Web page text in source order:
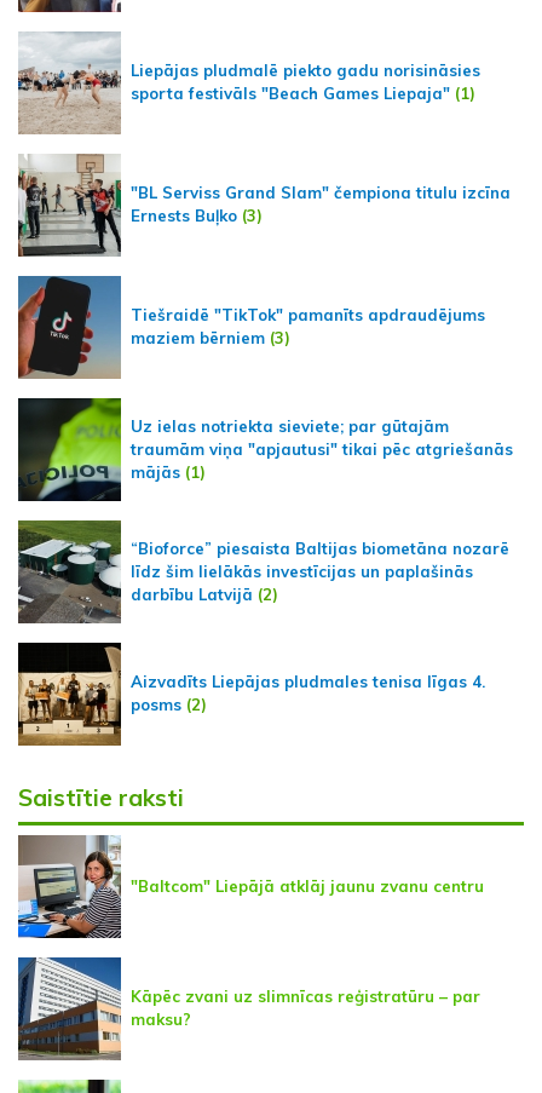
Liepājas pludmalē piekto gadu norisināsies
sporta festivāls "Beach Games Liepaja" (1)
"BL Serviss Grand Slam" čempiona titulu izcīna
Ernests Buļko (3)
Tiešraidē "TikTok" pamanīts apdraudējums
maziem bērniem (3)
Uz ielas notriekta sieviete; par gūtajām
traumām viņa "apjautusi" tikai pēc atgriešanās
mājās (1)
“Bioforce” piesaista Baltijas biometāna nozarē
līdz šim lielākās investīcijas un paplašinās
darbību Latvijā (2)
Aizvadīts Liepājas pludmales tenisa līgas 4.
posms (2)
Saistītie raksti
"Baltcom" Liepājā atklāj jaunu zvanu centru
Kāpēc zvani uz slimnīcas reģistratūru – par
maksu?